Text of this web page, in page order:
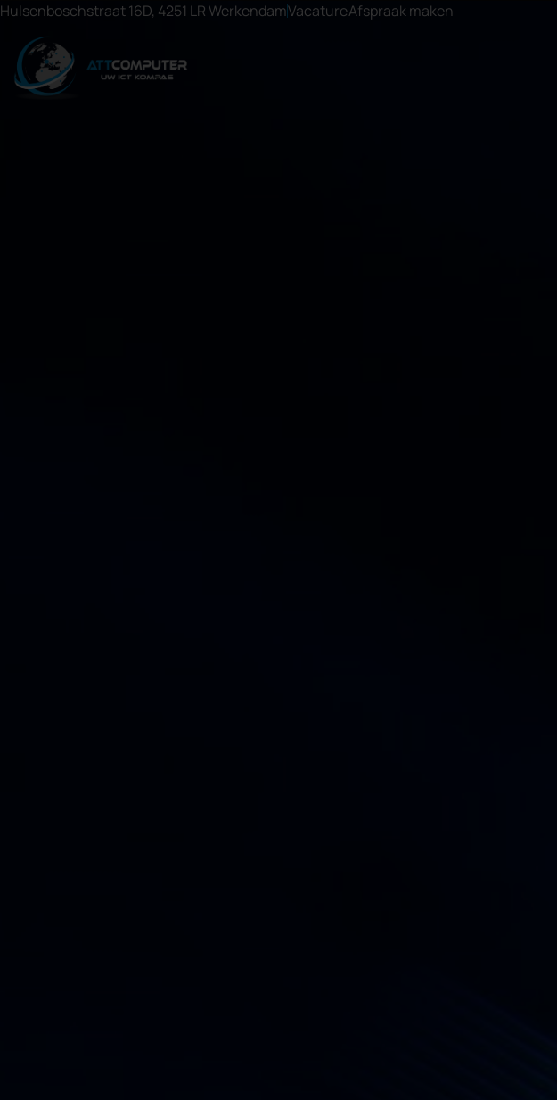
Hulsenboschstraat 16D, 4251 LR WerkendamVacatureAfspraak maken